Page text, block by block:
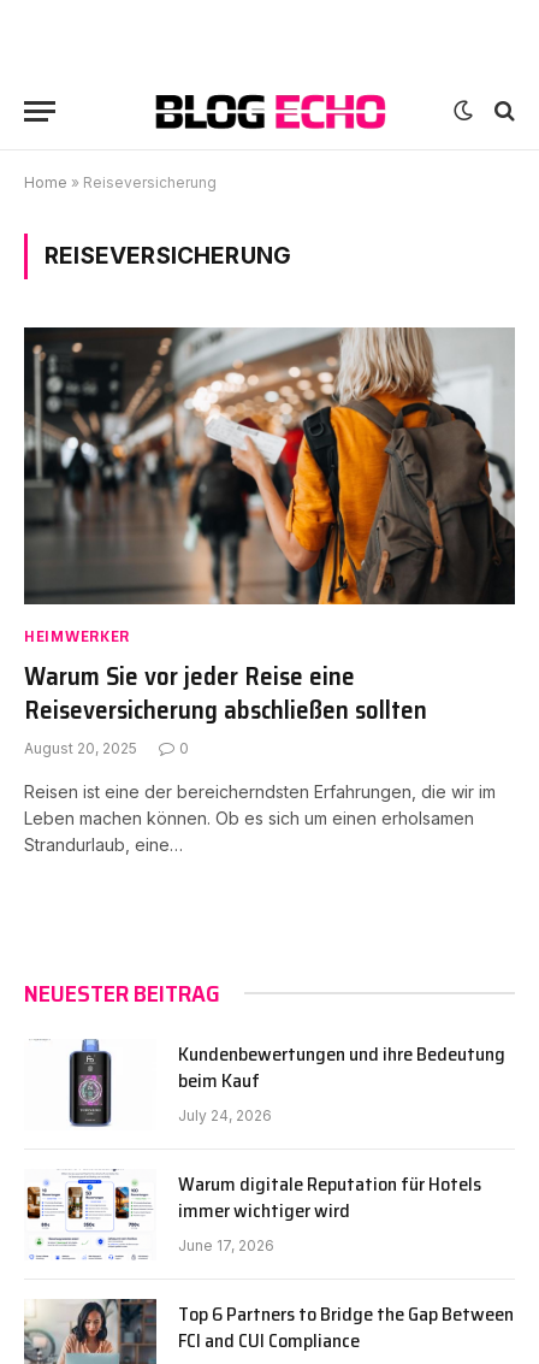
Home » Reiseversicherung
REISEVERSICHERUNG
HEIMWERKER
Warum Sie vor jeder Reise eine
Reiseversicherung abschließen sollten
August 20, 2025 0
Reisen ist eine der bereicherndsten Erfahrungen, die wir im
Leben machen können. Ob es sich um einen erholsamen
Strandurlaub, eine…
NEUESTER BEITRAG
Kundenbewertungen und ihre Bedeutung
beim Kauf
July 24, 2026
Warum digitale Reputation für Hotels
immer wichtiger wird
June 17, 2026
Top 6 Partners to Bridge the Gap Between
FCI and CUI Compliance